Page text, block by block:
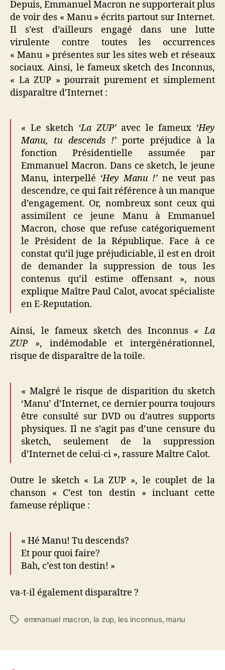
Depuis, Emmanuel Macron ne supporterait plus
de voir des « Manu » écrits partout sur Internet.
Il s’est d’ailleurs engagé dans une lutte
virulente contre toutes les occurrences
« Manu » présentes sur les sites web et réseaux
sociaux. Ainsi, le fameux sketch des Inconnus,
« La ZUP » pourrait purement et simplement
disparaître d’Internet :
« Le sketch ‘La ZUP’avec le fameux ‘Hey
Manu, tu descends !’ porte préjudice à la
fonction Présidentielle assumée par
Emmanuel Macron. Dans ce sketch, le jeune
Manu, interpellé ‘Hey Manu !’ ne veut pas
descendre, ce qui fait référence à un manque
d’engagement. Or, nombreux sont ceux qui
assimilent ce jeune Manu à Emmanuel
Macron, chose que refuse catégoriquement
le Président de la République. Face à ce
constat qu’il juge préjudiciable, il est en droit
de demander la suppression de tous les
contenus qu’il estime offensant », nous
explique Maître Paul Calot, avocat spécialiste
en E-Reputation.
Ainsi, le fameux sketch des Inconnus « La
ZUP », indémodable et intergénérationnel,
risque de disparaître de la toile.
« Malgré le risque de disparition du sketch
‘Manu’ d’Internet, ce dernier pourra toujours
être consulté sur DVD ou d’autres supports
physiques. Il ne s’agit pas d’une censure du
sketch, seulement de la suppression
d’Internet de celui-ci », rassure Maître Calot.
Outre le sketch « La ZUP », le couplet de la
chanson « C’est ton destin » incluant cette
fameuse réplique :
« Hé Manu! Tu descends?
Et pour quoi faire?
Bah, c’est ton destin! »
va-t-il également disparaître ?
Étiquettes
emmanuel macron, la zup, les inconnus, manu